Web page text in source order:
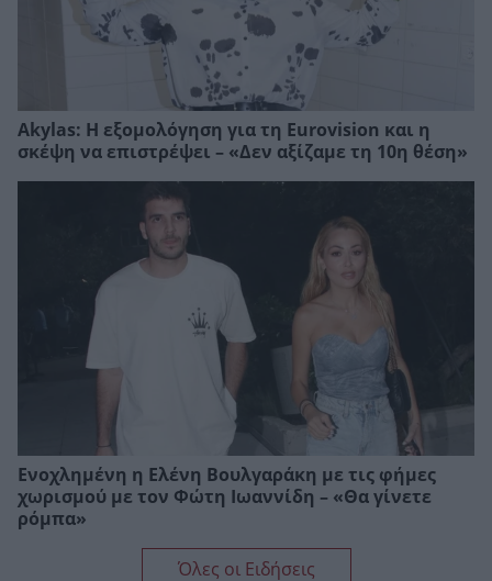
Akylas: Η εξομολόγηση για τη Eurovision και η
σκέψη να επιστρέψει – «Δεν αξίζαμε τη 10η θέση»
Ενοχλημένη η Ελένη Βουλγαράκη με τις φήμες
χωρισμού με τον Φώτη Ιωαννίδη – «Θα γίνετε
ρόμπα»
Όλες οι Ειδήσεις